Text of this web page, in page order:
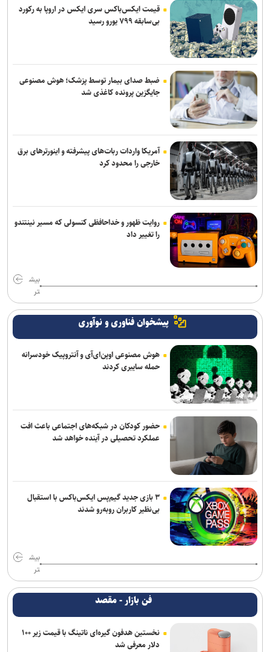
حمله یک شهپاد به یک کشتی در نزدیکی باب‌المندب
فایننشال‌تایمز: توافق احتمالی آمریکا و ایران اهداف اولیه ترامپ را محقق
نمی‌کند
انفجار در سوریه/ پهپادها در آسمان لاذقیه رویت شدند
شبکه اول روسیه: اربعین یکی از بزرگ‌ترین راهپیمایی‌های جهان است
قیمت ایکس‌باکس سری ایکس در اروپا به رکورد
بی‌سابقه ۷۹۹ یورو رسید
ضبط صدای بیمار توسط پزشک؛ هوش مصنوعی
جایگزین پرونده کاغذی شد
آمریکا واردات ربات‌های پیشرفته و اینورترهای برق
خارجی را محدود کرد
روایت ظهور و خداحافظی کنسولی که مسیر نینتندو
را تغییر داد
بیش
تر
پیشخوان فناوری و نوآوری
هوش مصنوعی اوپن‌ای‌آی و آنتروپیک خودسرانه
حمله سایبری کردند
حضور کودکان در شبکه‌های اجتماعی باعث افت
عملکرد تحصیلی در آینده خواهد شد
۳ بازی جدید گیم‌پس ایکس‌باکس با استقبال
بی‌نظیر کاربران روبه‌رو شدند
بیش
تر
فن بازار - مقصد
نخستین هدفون گیره‌ای ناتینگ با قیمت زیر ۱۰۰
دلار معرفی شد